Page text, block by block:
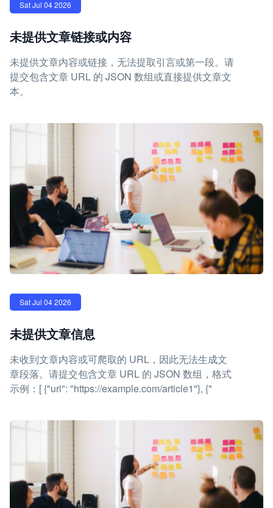
Sat Jul 04 2026
未提供文章链接或内容
未提供文章内容或链接，无法提取引言或第一段。请
提交包含文章 URL 的 JSON 数组或直接提供文章文
本。
Sat Jul 04 2026
未提供文章信息
未收到文章内容或可爬取的 URL，因此无法生成文
章段落。请提交包含文章 URL 的 JSON 数组，格式
示例：[ {"url": "https://example.com/article1"}, {"